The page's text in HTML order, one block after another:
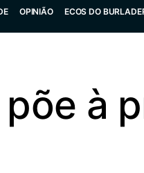
OPINIÃO ECOS DO
à